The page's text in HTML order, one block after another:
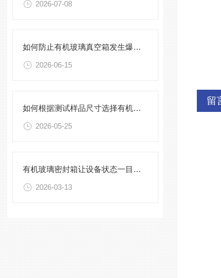
2026-07-08
如何防止有机玻璃真空箱发生爆裂？
2026-06-15
如何根据测试样品尺寸选择有机玻璃试验箱
2026-05-25
有机玻璃密封箱让设备状态一目了然，告别频繁开箱
2026-03-13
留